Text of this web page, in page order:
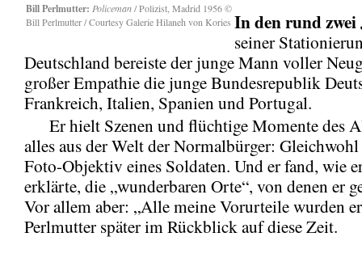
Bill Perlmutter: Policeman/ Polizist, Madrid 1956 ©
Bill Perlmutter / Courtesy Galerie Hilaneh von Kories In denrund
seiner
Deutschland bereiste der junge Mann voller
großer Empathie die junge Bundesrepublik
Frankreich, Italien, Spanien und Portugal.
Er hielt Szenen und flüchtige Momente des
alles aus der Welt der Normalbürger:
Foto-Objektiv eines Soldaten. Und er fand, wie
erklärte, die „wunderbaren Orte“, von denen er
Vor allem aber: „Alle meine Vorurteile wurden
Perlmutter später im Rückblick auf diese Zeit.